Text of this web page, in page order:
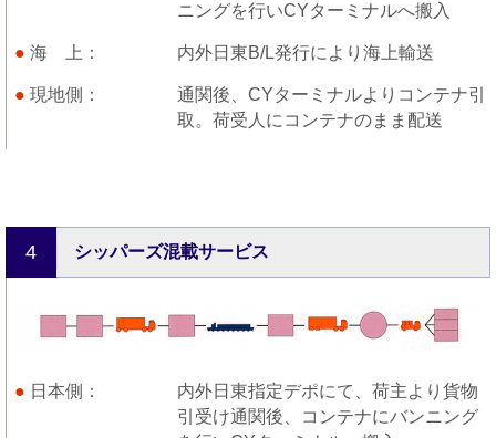
ニングを行いCYターミナルへ搬入
海 上 内外日東B/L発行により海上輸送
現地側
通関後、CYターミナルよりコンテナ引
取。荷受人にコンテナのまま配送
4 シッパーズ混載サービス
日本側
内外日東指定デポにて、荷主より貨物
引受け通関後、コンテナにバンニング